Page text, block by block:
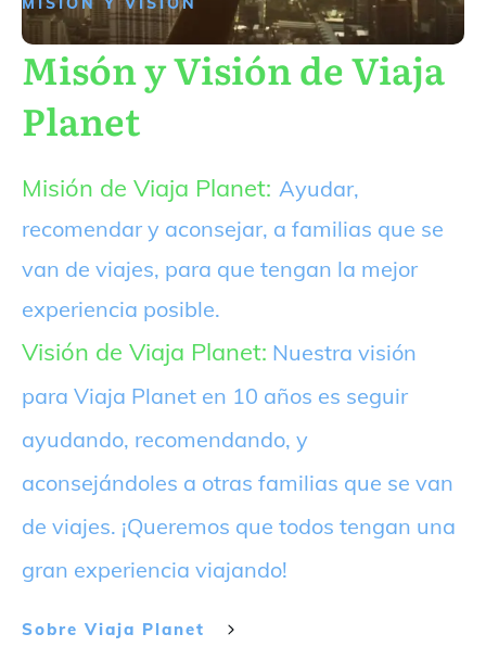
Misón y Visión de Viaja
Planet
Misión de Viaja Planet: Ayudar,
recomendar y aconsejar, a familias que se
van de viajes, para que tengan la mejor
experiencia posible.
Visión de Viaja Planet: Nuestra visión
para Viaja Planet en 10 años es seguir
ayudando, recomendando, y
aconsejándoles a otras familias que se van
de viajes. ¡Queremos que todos tengan una
gran experiencia viajando!
Sobre Viaja Planet